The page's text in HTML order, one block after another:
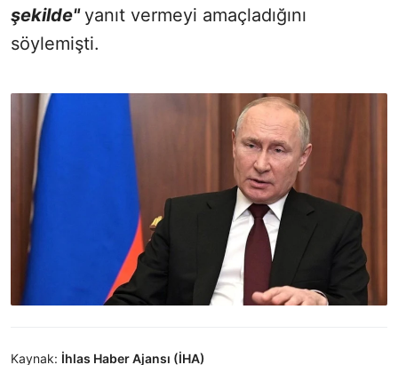
şekilde"yanıt vermeyi amaçladığını
söylemişti.
Kaynak: İhlas Haber Ajansı (İHA)